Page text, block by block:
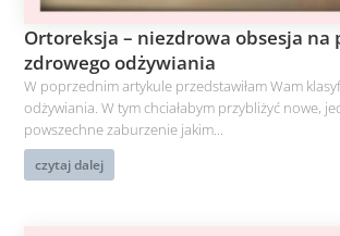
Ortoreksja – niezdrowa obsesja na
zdrowego odżywiania
W poprzednim artykule przedstawiłam Wam
odżywiania. W tym chciałabym przybliżyć nowe,
powszechne zaburzenie jakim...
czytaj dalej